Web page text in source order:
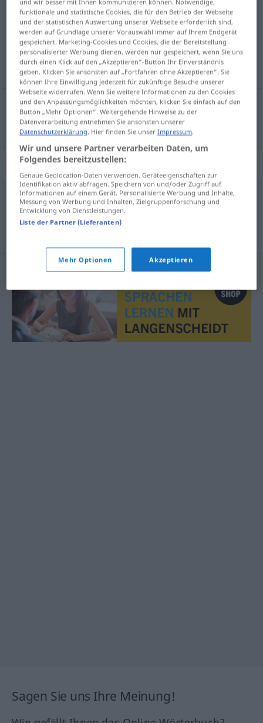
Übersicht aller Übersetzungen
(Für mehr Details die Übersetzung anklicken/antippen)
šetnja
šetnja Bummel
Synonyme für "Bummel"
Spaziergang,Gang
Sagen Sie uns Ihre Meinung!
funktionale und statistische Cookies, die für den Betrieb der Webseite
und der statistischen Auswertung unserer Webseite erforderlich sind,
werden auf Grundlage unserer Vorauswahl immer auf Ihrem Endgerät
gespeichert. Marketing-Cookies und Cookies, die der Bereitstellung
personalisierter Werbung dienen, werden nur gespeichert, wenn Sie uns
durch einen Klick auf den „Akzeptieren“-Button Ihr Einverständnis
geben. Klicken Sie ansonsten auf „Fortfahren ohne Akzeptieren“. Sie
können Ihre Einwilligung jederzeit für zukünftige Besuche unserer
Webseite widerrufen. Wenn Sie weitere Informationen zu den Cookies
und den Anpassungsmöglichkeiten möchten, klicken Sie einfach auf den
Button „Mehr Optionen“. Weitergehende Hinweise zu der
Datenverarbeitung entnehmen Sie ansonsten unserer
Datenschutzerklärung . Hier finden Sie unserImpressum
Wir und unsere Partner verarbeiten Daten, um
Folgendes bereitzustellen:
Genaue Geolocation-Daten verwenden. Geräteeigenschaften zur
Identifikation aktiv abfragen. Speichern von und/oder Zugriff auf
Informationen auf einem Gerät. Personalisierte Werbung und Inhalte,
Messung von Werbung und Inhalten, Zielgruppenforschung und
Entwicklung von Dienstleistungen.
Liste der Partner (Lieferanten)
Mehr Optionen Akzeptieren